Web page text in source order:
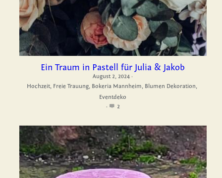
Datenschutz
Facebook
Instagram
Pinterest
Ein Traum in Pastell für Julia & Jakob
August 2, 2024 ·
Hochzeit, Freie Trauung, Bokeria Mannheim, Blumen Dekoration,
Eventdeko
·
2